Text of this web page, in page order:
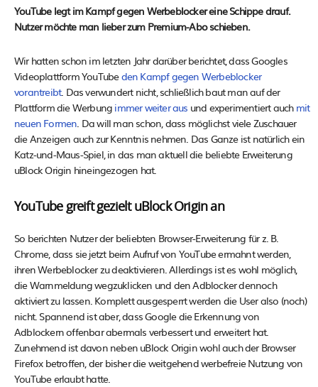
YouTube legt im Kampf gegen Werbeblocker eine Schippe drauf.
Nutzer möchte man lieber zum Premium-Abo schieben.
Wir hatten schon im letzten Jahr darüber berichtet, dass Googles
Videoplattform YouTubeden Kampf gegen Werbeblocker
vorantreibt. Das verwundert nicht, schließlich baut man auf der
Plattform die Werbung immer weiter aus und experimentiert auch mit
neuen Formen. Da will man schon, dass möglichst viele Zuschauer
die Anzeigen auch zur Kenntnis nehmen. Das Ganze ist natürlich ein
Katz-und-Maus-Spiel, in das man aktuell die beliebte Erweiterung
uBlock Origin hineingezogen hat.
YouTube greift gezielt uBlock Origin an
So berichten Nutzer der beliebten Browser-Erweiterung für z. B.
Chrome, dass sie jetzt beim Aufruf von YouTube ermahnt werden,
ihren Werbeblocker zu deaktivieren. Allerdings ist es wohl möglich,
die Warnmeldung wegzuklicken und den Adblocker dennoch
aktiviert zu lassen. Komplett ausgesperrt werden die User also (noch)
nicht. Spannend ist aber, dass Google die Erkennung von
Adblockern offenbar abermals verbessert und erweitert hat.
Zunehmend ist davon neben uBlock Origin wohl auch der Browser
Firefox betroffen, der bisher die weitgehend werbefreie Nutzung von
YouTube erlaubt hatte.